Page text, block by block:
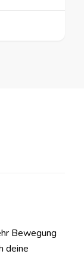
Bewegung
deine